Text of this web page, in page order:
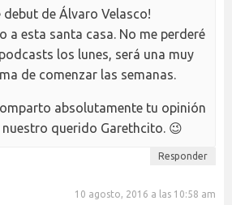
debut de Álvaro Velasco!
a esta santa casa. No me perderé
los lunes, será una muy
de comenzar las semanas.
absolutamente tu opinión
nuestro querido Garethcito. 😉
Responder
10 agosto, 2016 a las 10:58 am